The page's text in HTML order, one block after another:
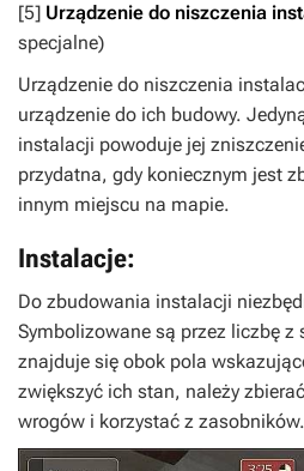
[5] Urządzenie do niszczenia
specjalne)
Urządzenie do niszczenia
urządzenie do ich budowy.
instalacji powoduje jej
przydatna, gdy koniecznym jest
innym miejscu na mapie.
Instalacje:
Do zbudowania instalacji
Symbolizowane są przez liczbę
znajduje się obok pola
zwiększyć ich stan, należy
wrogów i korzystać z zasobników.